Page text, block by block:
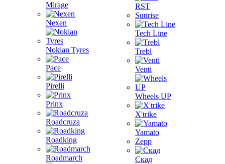
Mirage
Nexen
Nokian Tyres
Pace
Pirelli
Prinx
Roadcruza
Roadking
Roadmarch
RST
Sunrise
Tech Line
Trebl
Venti
Wheels UP
X'trike
Yamato
Zepp
Скад